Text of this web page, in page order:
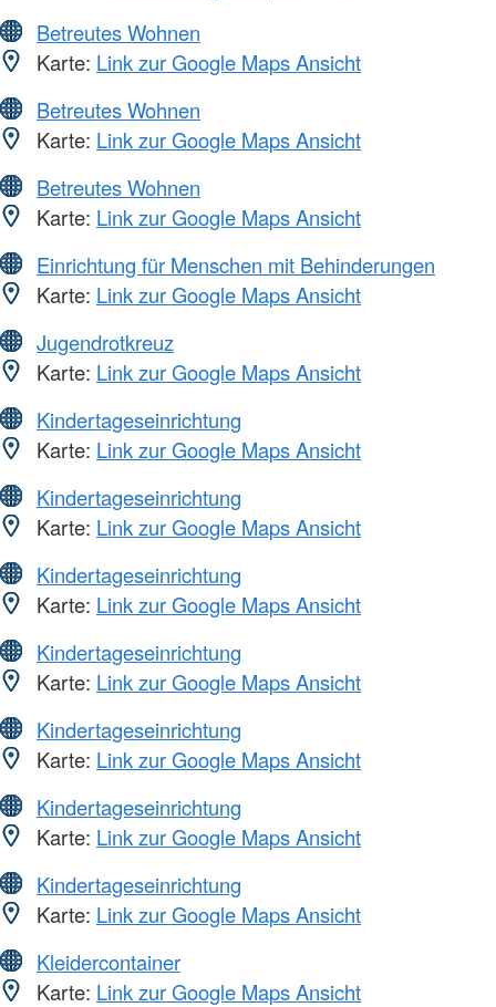
Betreutes Wohnen
Karte: Link zur Google Maps Ansicht
Betreutes Wohnen
Karte: Link zur Google Maps Ansicht
Betreutes Wohnen
Karte: Link zur Google Maps Ansicht
Einrichtung für Menschen mit Behinderungen
Karte: Link zur Google Maps Ansicht
Jugendrotkreuz
Karte: Link zur Google Maps Ansicht
Kindertageseinrichtung
Karte: Link zur Google Maps Ansicht
Kindertageseinrichtung
Karte: Link zur Google Maps Ansicht
Kindertageseinrichtung
Karte: Link zur Google Maps Ansicht
Kindertageseinrichtung
Karte: Link zur Google Maps Ansicht
Kindertageseinrichtung
Karte: Link zur Google Maps Ansicht
Kindertageseinrichtung
Karte: Link zur Google Maps Ansicht
Kindertageseinrichtung
Karte: Link zur Google Maps Ansicht
Kleidercontainer
Karte: Link zur Google Maps Ansicht